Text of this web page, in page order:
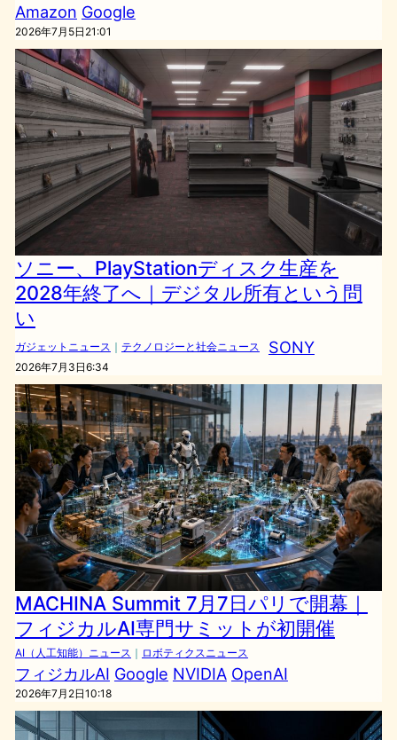
Amazon Google
2026年7月5日21:01
ソニー、PlayStationディスク生産を
2028年終了へ｜デジタル所有という問
い
ガジェットニュース ｜ テクノロジーと社会ニュース SONY
2026年7月3日6:34
MACHINA Summit 7月7日パリで開幕｜
フィジカルAI専門サミットが初開催
AI（人工知能）ニュース ｜ ロボティクスニュース
フィジカルAI Google NVIDIA OpenAI
2026年7月2日10:18